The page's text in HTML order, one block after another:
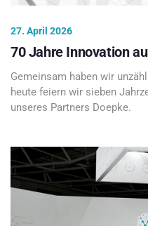
27. April 2026
70 Jahre Innovation
Gemeinsam haben wir
heute feiern wir sieben
unseres Partners Doepke.